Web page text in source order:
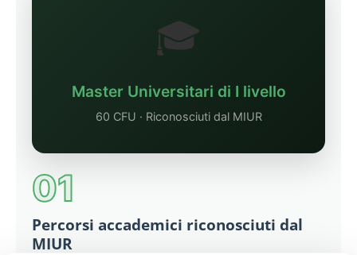
🎓
Master Universitari di I livello
60 CFU · Riconosciuti dal MIUR
01
Percorsi accademici riconosciuti dal
MIUR